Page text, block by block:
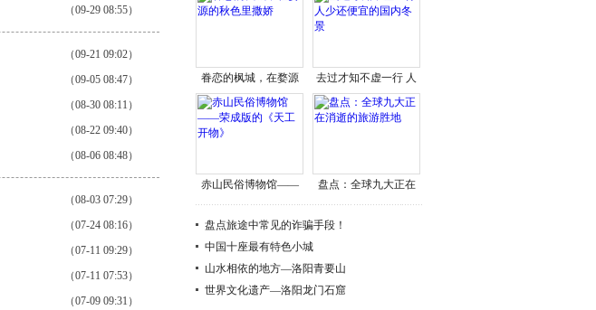
（09-29 08:55）
（09-21 09:02）
（09-05 08:47）
（08-30 08:11）
（08-22 09:40）
（08-06 08:48）
（08-03 07:29）
（07-24 08:16）
（07-11 09:29）
（07-11 07:53）
（07-09 09:31）
眷恋的枫城，在婺源
的秋色里撒娇
去过才知不虚一行 人
少还便宜的国内冬景
赤山民俗博物馆——
荣成版的《天工开
物》
盘点：全球九大正在
消逝的旅游胜地
盘点旅途中常见的诈骗手段！
中国十座最有特色小城
山水相依的地方—洛阳青要山
世界文化遗产—洛阳龙门石窟